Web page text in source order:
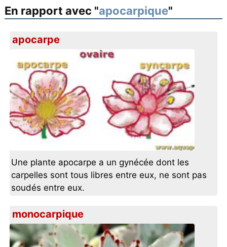
En rapport avec "apocarpique"
apocarpe
Une plante apocarpe a un gynécée dont les
carpelles sont tous libres entre eux, ne sont pas
soudés entre eux.
monocarpique